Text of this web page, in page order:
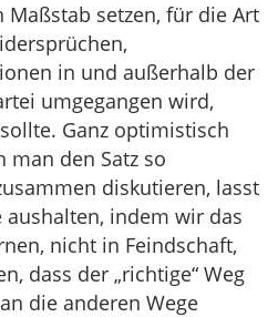
setzen, für die Art
in und außerhalb der
umgegangen wird,
Ganz optimistisch
den Satz so
diskutieren, lasst
indem wir das
nicht in Feindschaft,
dass der „richtige“ Weg
die anderen Wege